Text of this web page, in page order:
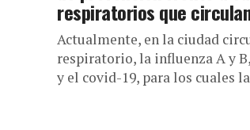
respiratorios que
Actualmente, en la ciudad
respiratorio, la influenza A y
y el covid-19, para los cuales